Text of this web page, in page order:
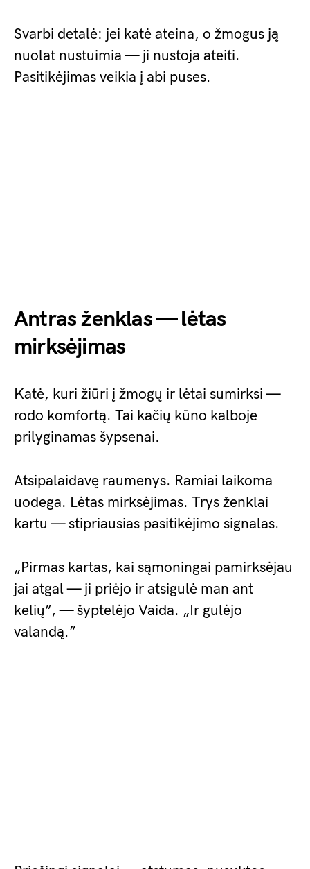
Svarbi detalė: jei katė ateina, o žmogus ją
nuolat nustuimia — ji nustoja ateiti.
Pasitikėjimas veikia į abi puses.
Antras ženklas — lėtas
mirksėjimas
Katė, kuri žiūri į žmogų ir lėtai sumirksi —
rodo komfortą. Tai kačių kūno kalboje
prilyginamas šypsenai.
Atsipalaidavę raumenys. Ramiai laikoma
uodega. Lėtas mirksėjimas. Trys ženklai
kartu — stipriausias pasitikėjimo signalas.
„Pirmas kartas, kai sąmoningai pamirksėjau
jai atgal — ji priėjo ir atsigulė man ant
kelių”, — šyptelėjo Vaida. „Ir gulėjo
valandą.”